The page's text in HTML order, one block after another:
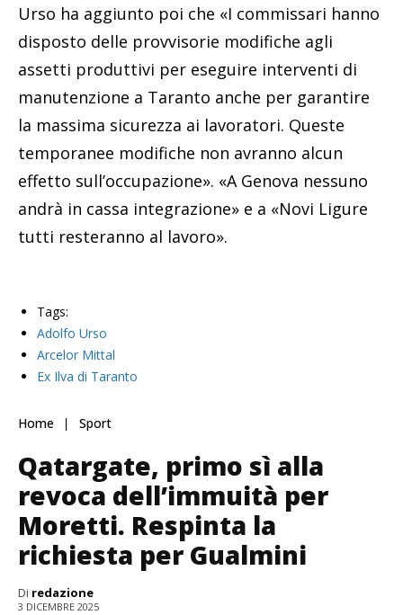
Urso ha aggiunto poi che «I commissari hanno
disposto delle provvisorie modifiche agli
assetti produttivi per eseguire interventi di
manutenzione a Taranto anche per garantire
la massima sicurezza ai lavoratori. Queste
temporanee modifiche non avranno alcun
effetto sull’occupazione». «A Genova nessuno
andrà in cassa integrazione» e a «Novi Ligure
tutti resteranno al lavoro».
Tags:
Adolfo Urso
Arcelor Mittal
Ex Ilva di Taranto
Home Sport
Qatargate, primo sì alla
revoca dell’immuità per
Moretti. Respinta la
richiesta per Gualmini
Di redazione
3 DICEMBRE 2025